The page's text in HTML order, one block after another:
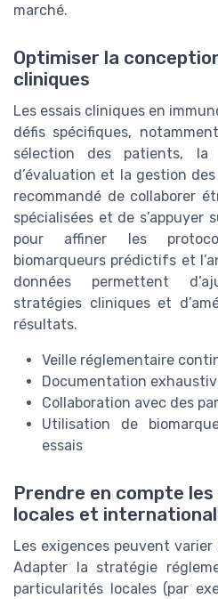
marché.
Optimiser la
cliniques
Les essais cliniques en
défis spécifiques,
sélection des patients, la
d’évaluation et la gestion
recommandé de collaborer
spécialisées et de s’appuyer
pour affiner les
biomarqueurs prédictifs et
données permettent
stratégies cliniques et
résultats.
Veille réglementaire
Documentation
Collaboration avec des
Utilisation de
essais
Prendre en compte
locales et
Les exigences peuvent varier
Adapter la stratégie
particularités locales (par